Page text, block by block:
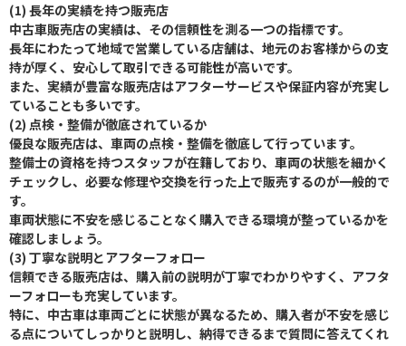
(1) 長年の実績を持つ販売店
中古車販売店の実績は、その信頼性を測る一つの指標です。
長年にわたって地域で営業している店舗は、地元のお客様からの支
持が厚く、安心して取引できる可能性が高いです。
また、実績が豊富な販売店はアフターサービスや保証内容が充実し
ていることも多いです。
(2) 点検・整備が徹底されているか
優良な販売店は、車両の点検・整備を徹底して行っています。
整備士の資格を持つスタッフが在籍しており、車両の状態を細かく
チェックし、必要な修理や交換を行った上で販売するのが一般的で
す。
車両状態に不安を感じることなく購入できる環境が整っているかを
確認しましょう。
(3) 丁寧な説明とアフターフォロー
信頼できる販売店は、購入前の説明が丁寧でわかりやすく、アフタ
ーフォローも充実しています。
特に、中古車は車両ごとに状態が異なるため、購入者が不安を感じ
る点についてしっかりと説明し、納得できるまで質問に答えてくれ